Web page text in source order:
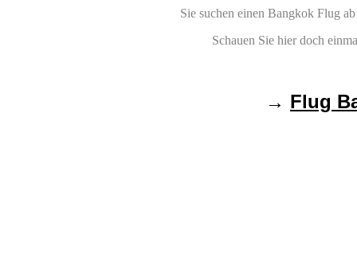
Sie suchen einen Bangkok Flug
Schauen Sie hier doch
→ Flug